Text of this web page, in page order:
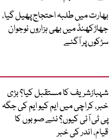
بھارت میں طلبہ احتجاج پھیل گیا،
جھاڑکھنڈ میں بھی ہزاروں نوجوان
سڑکوں پر آگئے
شہبازشریف کا مستقبل کیا؟ بڑی
خبر، کراچی میں ایم کیو ایم کی جگہ
پی ٹی آئی کیوں؟ نئے صوبوں کا
قیام، اندر کی خبر